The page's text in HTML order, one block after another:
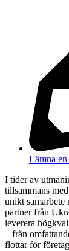
Lämna
I tider av
tillsammans
unikt
partner från
leverera
– från
flottar för